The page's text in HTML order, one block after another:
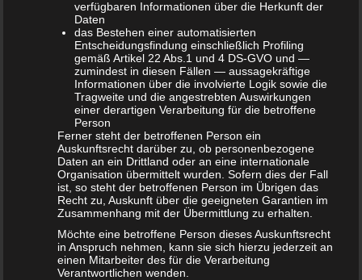
Sehr gelungen, auch für Alleinerziehende
Bunte Farben finden Kinder immer faszinierend und
schön. Dadurch gelingt mit diesem Buch der Einstieg sehr
leicht. Kinder werden sich sehr schnell in der Figur des
Finnigo wiedererkennen und feststellen, dass sie nicht
alleine sind. Ein wirklich sehr schönes Buch, dass sich
nicht nur für Kinder eignet, bei deren Eltern die Trennung
schon erfolgt ist, sondern auch für die Vorbereitung auf
eine Trennung genutzt werden kann. Dieses
Trennungsbuch für Kinder ist ebenfalls sehr
empfehlenswert.
Jetzt kaufen
verfügbaren Informationen über die Herkunft der
Daten
das Bestehen einer automatisierten
Entscheidungsfindung einschließlich Profiling
gemäß Artikel 22 Abs.1 und 4 DS-GVO und —
zumindest in diesen Fällen — aussagekräftige
Informationen über die involvierte Logik sowie die
Tragweite und die angestrebten Auswirkungen
einer derartigen Verarbeitung für die betroffene
Person
Ferner steht der betroffenen Person ein
Auskunftsrecht darüber zu, ob personenbezogene
Daten an ein Drittland oder an eine internationale
Organisation übermittelt wurden. Sofern dies der Fall
ist, so steht der betroffenen Person im Übrigen das
Recht zu, Auskunft über die geeigneten Garantien im
Zusammenhang mit der Übermittlung zu erhalten.
Möchte eine betroffene Person dieses Auskunftsrecht
in Anspruch nehmen, kann sie sich hierzu jederzeit an
einen Mitarbeiter des für die Verarbeitung
Verantwortlichen wenden.